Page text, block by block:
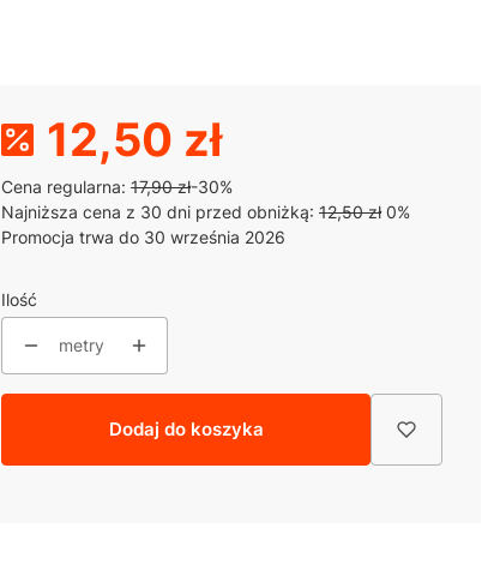
12,50 zł
Cena regularna: 17,90 zł-30%
Najniższa cena z 30 dni przed obniżką: 12,50 zł 0%
Promocja trwa do 30 września 2026
Ilość
metry
Dodaj do koszyka